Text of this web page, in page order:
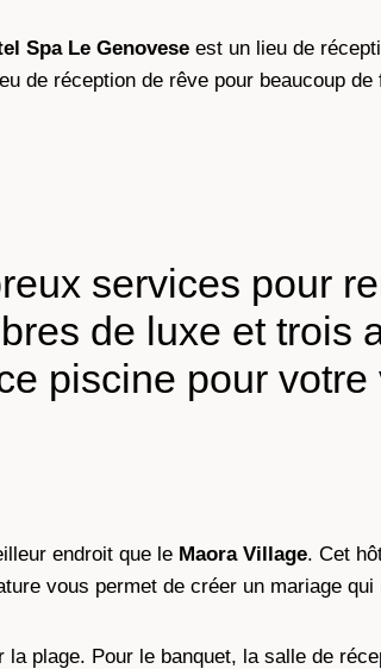
Spa Le Genovese est un lieu de
de réception de rêve pour beaucoup
services pour
de luxe et trois
piscine pour
endroit que le Maora Village. Cet
vous permet de créer un mariage
plage. Pour le banquet, la salle de